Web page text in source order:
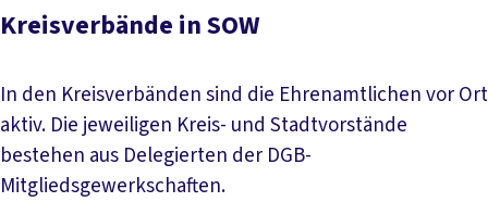
Kreisverbände in SOW
In den Kreisverbänden sind die Ehrenamtlichen vor Ort
aktiv. Die jeweiligen Kreis- und Stadtvorstände
bestehen aus Delegierten der DGB-
Mitgliedsgewerkschaften.